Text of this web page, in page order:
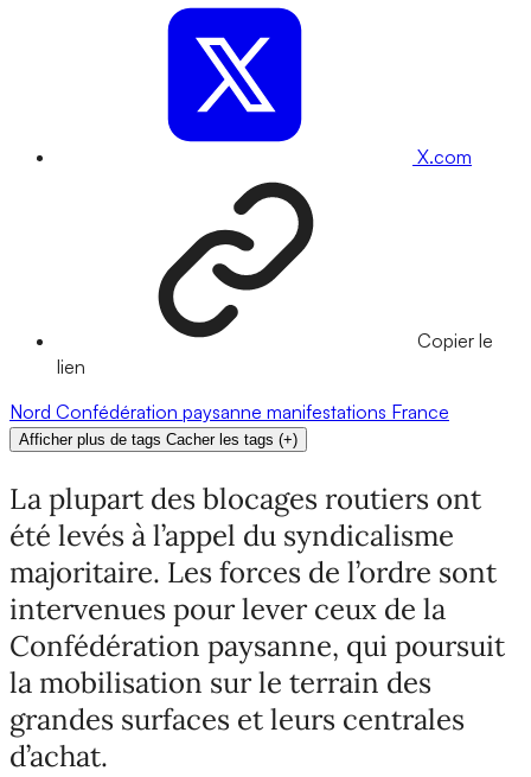
X.com
Copier le
lien
Nord Confédération paysanne manifestations France
Afficher plus de tags Cacher les tags (+)
La plupart des blocages routiers ont
été levés à l’appel du syndicalisme
majoritaire. Les forces de l’ordre sont
intervenues pour lever ceux de la
Confédération paysanne, qui poursuit
la mobilisation sur le terrain des
grandes surfaces et leurs centrales
d’achat.